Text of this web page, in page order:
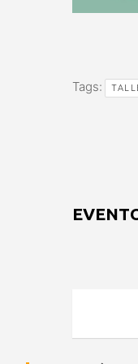
Tags: